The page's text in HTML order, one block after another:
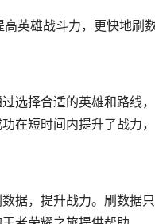
英雄战斗力，更快地刷数
选择合适的英雄和路线
在短时间内提升了战力
据，提升战力。刷数据